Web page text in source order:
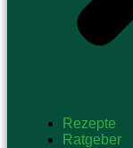
Rezepte
Ratgeber